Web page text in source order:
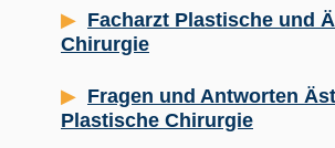
Facharzt Plastische und
Chirurgie
Fragen und Antworten
Plastische Chirurgie